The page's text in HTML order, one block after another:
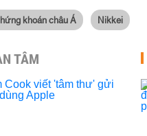
khoán châu Á Nikkei
TÂM